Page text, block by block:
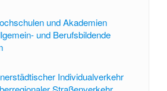
und Akademien
und Berufsbildende
Individualverkehr